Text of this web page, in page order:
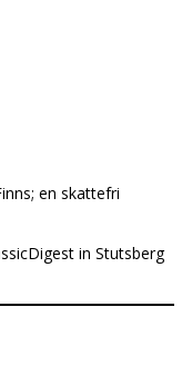
en skattefri
in Stutsberg